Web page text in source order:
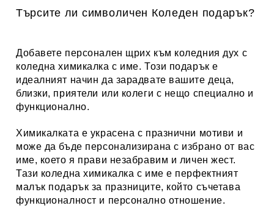
Търсите ли символичен Коледен подарък?
Добавете персонален щрих към коледния дух с
коледна химикалка с име. Този подарък е
идеалният начин да зарадвате вашите деца,
близки, приятели или колеги с нещо специално и
функционално.
Химикалката е украсена с празнични мотиви и
може да бъде персонализирана с избрано от вас
име, което я прави незабравим и личен жест.
Тази коледна химикалка с име е перфектният
малък подарък за празниците, който съчетава
функционалност и персонално отношение.